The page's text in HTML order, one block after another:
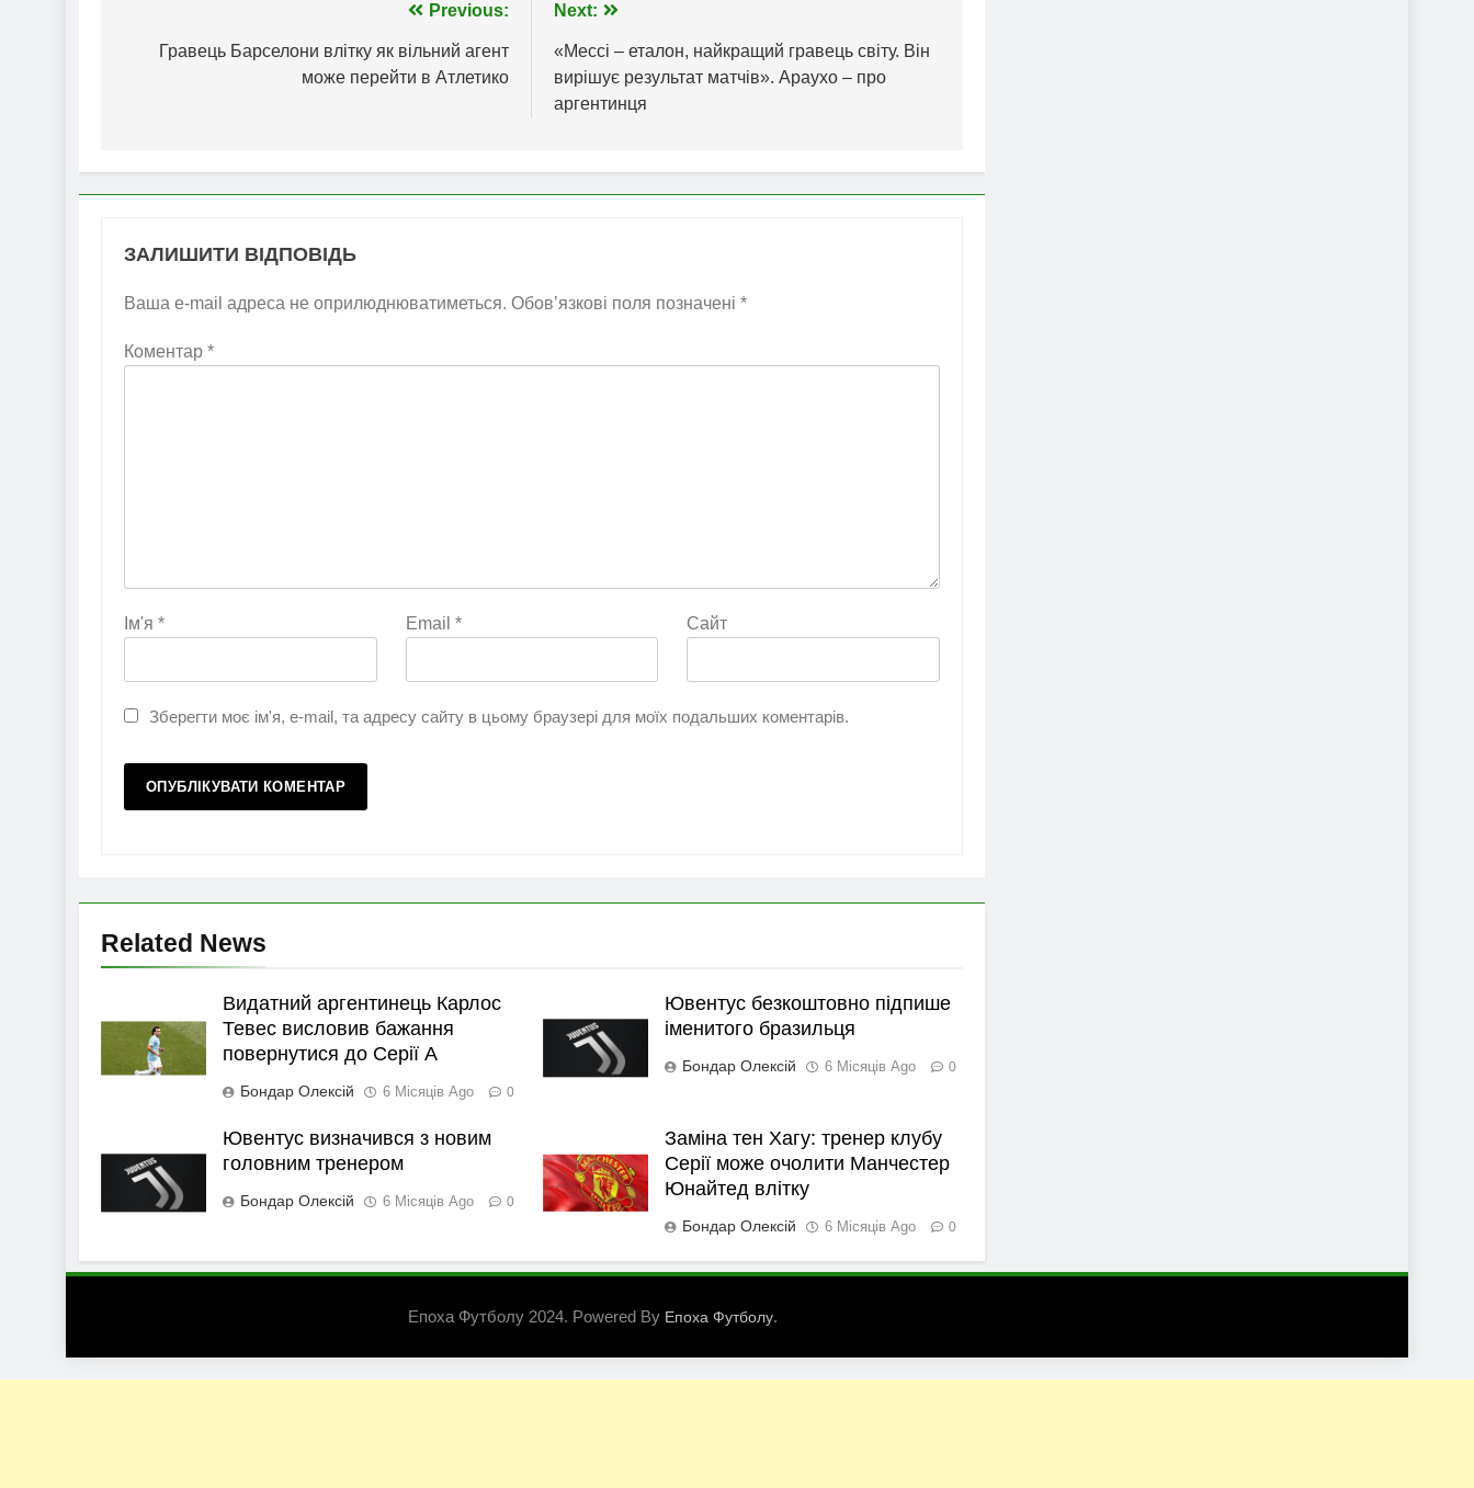
записів
Previous:
Гравець Барселони влітку як вільний агент
може перейти в Атлетико
Next:
«Мессі – еталон, найкращий гравець світу. Він
вирішує результат матчів». Араухо – про
аргентинця
ЗАЛИШИТИ ВІДПОВІДЬ
Ваша e-mail адреса не оприлюднюватиметься. Обов’язкові поля позначені *
Коментар *
Ім'я * Email * Сайт
Зберегти моє ім'я, e-mail, та адресу сайту в цьому браузері для моїх подальших коментарів.
Related News
Видатний аргентинець Карлос
Тевес висловив бажання
повернутися до Серії А
Бондар Олексій 6 Місяців Ago 0
Ювентус безкоштовно підпише
іменитого бразильця
Бондар Олексій 6 Місяців Ago 0
Ювентус визначився з новим
головним тренером
Бондар Олексій 6 Місяців Ago 0
Заміна тен Хагу: тренер клубу
Серії може очолити Манчестер
Юнайтед влітку
Бондар Олексій 6 Місяців Ago 0
Епоха Футболу 2024. Powered By Епоха Футболу.